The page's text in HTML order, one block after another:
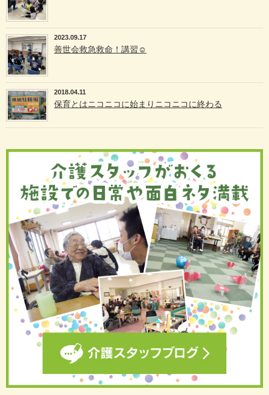
2023.09.17
善世会救急救命！講習☺
2018.04.11
保育とはニコニコに始まりニコニコに終わる